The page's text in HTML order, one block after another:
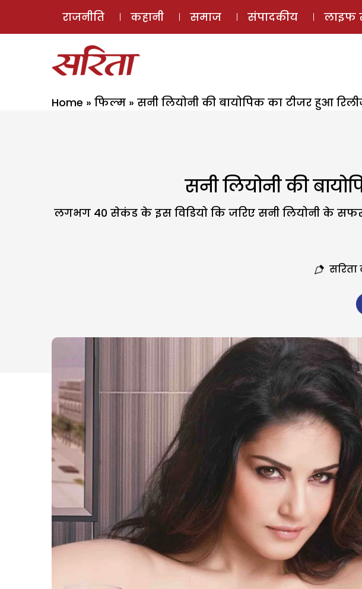
राजनीति कहानी समाज संपादकीय लाइफ
Home » फिल्म » सनी लियोनी की बायोपिक का टीजर हुआ
सनी लियोनी की
लगभग 40 सेकंड के इस विडियो कि जरिए सनी लियोनी के
सरिता